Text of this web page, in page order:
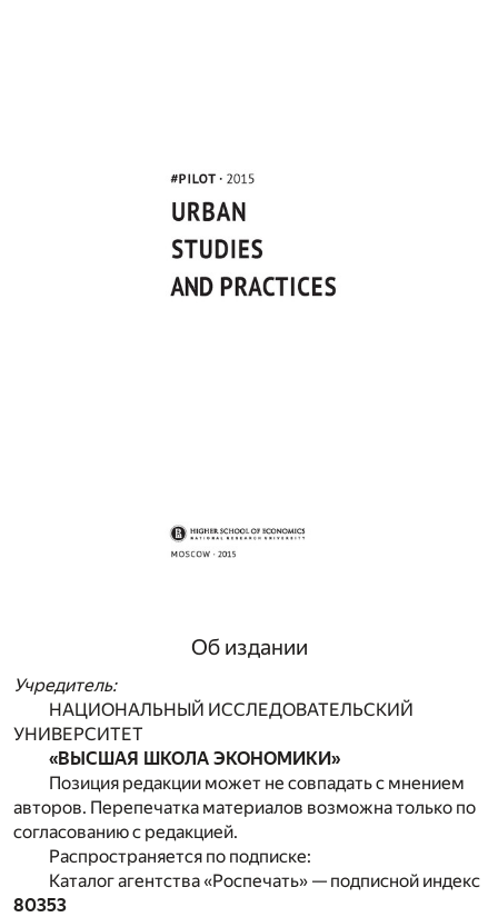
Об издании
Учредитель:
НАЦИОНАЛЬНЫЙ ИССЛЕДОВАТЕЛЬСКИЙ
УНИВЕРСИТЕТ
«ВЫСШАЯ ШКОЛА ЭКОНОМИКИ»
Позиция редакции может не совпадать с мнением
авторов. Перепечатка материалов возможна только по
согласованию с редакцией.
Распространяется по подписке:
Каталог агентства «Роспечать» — подписной индекс
80353